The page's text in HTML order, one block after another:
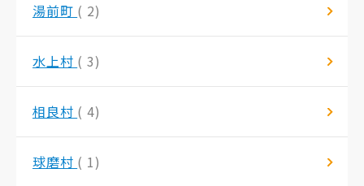
湯前町 ( 2)
水上村 ( 3)
相良村 ( 4)
球磨村 ( 1)